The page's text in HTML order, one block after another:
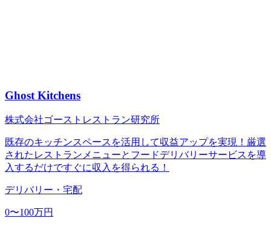
Ghost Kitchens
株式会社ゴーストレストラン研究所
既存のキッチンスペースを活用して収益アップを実現！厳選
されたレストランメニューとフードデリバリーサービスを導
入するだけですぐに収入を得られる！
デリバリー・宅配
0〜100万円